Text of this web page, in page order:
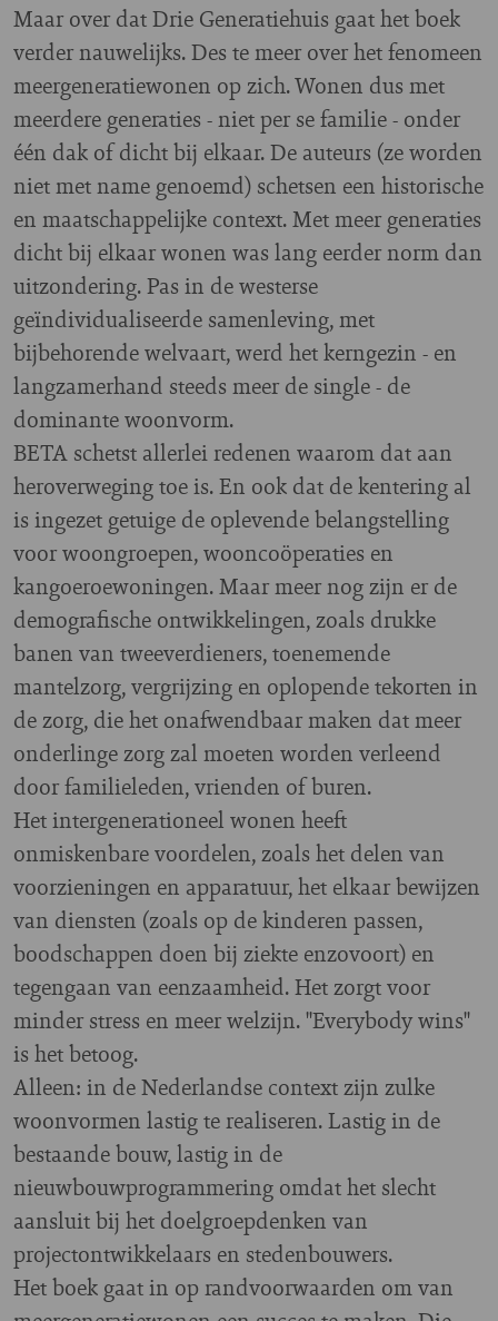
Maar over dat Drie Generatiehuis gaat het boek
verder nauwelijks. Des te meer over het fenomeen
meergeneratiewonen op zich. Wonen dus met
meerdere generaties - niet per se familie - onder
één dak of dicht bij elkaar. De auteurs (ze worden
niet met name genoemd) schetsen een historische
en maatschappelijke context. Met meer generaties
dicht bij elkaar wonen was lang eerder norm dan
uitzondering. Pas in de westerse
geïndividualiseerde samenleving, met
bijbehorende welvaart, werd het kerngezin - en
langzamerhand steeds meer de single - de
dominante woonvorm.
BETA schetst allerlei redenen waarom dat aan
heroverweging toe is. En ook dat de kentering al
is ingezet getuige de oplevende belangstelling
voor woongroepen, wooncoöperaties en
kangoeroewoningen. Maar meer nog zijn er de
demografische ontwikkelingen, zoals drukke
banen van tweeverdieners, toenemende
mantelzorg, vergrijzing en oplopende tekorten in
de zorg, die het onafwendbaar maken dat meer
onderlinge zorg zal moeten worden verleend
door familieleden, vrienden of buren.
Het intergenerationeel wonen heeft
onmiskenbare voordelen, zoals het delen van
voorzieningen en apparatuur, het elkaar bewijzen
van diensten (zoals op de kinderen passen,
boodschappen doen bij ziekte enzovoort) en
tegengaan van eenzaamheid. Het zorgt voor
minder stress en meer welzijn. "Everybody wins"
is het betoog.
Alleen: in de Nederlandse context zijn zulke
woonvormen lastig te realiseren. Lastig in de
bestaande bouw, lastig in de
nieuwbouwprogrammering omdat het slecht
aansluit bij het doelgroepdenken van
projectontwikkelaars en stedenbouwers.
Het boek gaat in op randvoorwaarden om van